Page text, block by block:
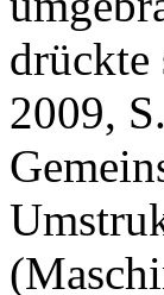
drückte
2009,